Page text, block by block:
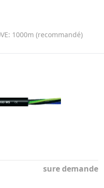
VE: 1000m (recommandé)
sure demande